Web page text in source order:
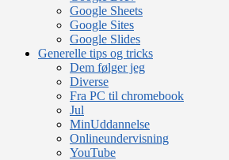
Google Sheets
Google Sites
Google Slides
Generelle tips og tricks
Dem følger jeg
Diverse
Fra PC til chromebook
Jul
MinUddannelse
Onlineundervisning
YouTube